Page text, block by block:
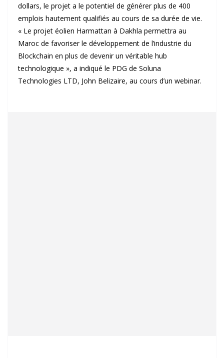
dollars, le projet a le potentiel de générer plus de 400
emplois hautement qualifiés au cours de sa durée de vie.
« Le projet éolien Harmattan à Dakhla permettra au
Maroc de favoriser le développement de l’industrie du
Blockchain en plus de devenir un véritable hub
technologique », a indiqué le PDG de Soluna
Technologies LTD, John Belizaire, au cours d’un webinar.